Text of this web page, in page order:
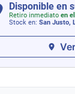
Disponible en
Retiro inmediato en
Stock en: San Justo,